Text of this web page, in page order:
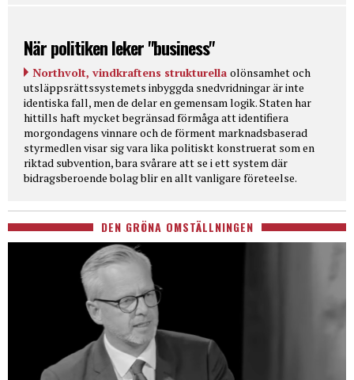
När politiken leker "business"
Northvolt, vindkraftens strukturella olönsamhet och
utsläppsrättssystemets inbyggda snedvridningar är inte
identiska fall, men de delar en gemensam logik. Staten har
hittills haft mycket begränsad förmåga att identifiera
morgondagens vinnare och de förment marknadsbaserad
styrmedlen visar sig vara lika politiskt konstruerat som en
riktad subvention, bara svårare att se i ett system där
bidragsberoende bolag blir en allt vanligare företeelse.
DEN GRÖNA OMSTÄLLNINGEN